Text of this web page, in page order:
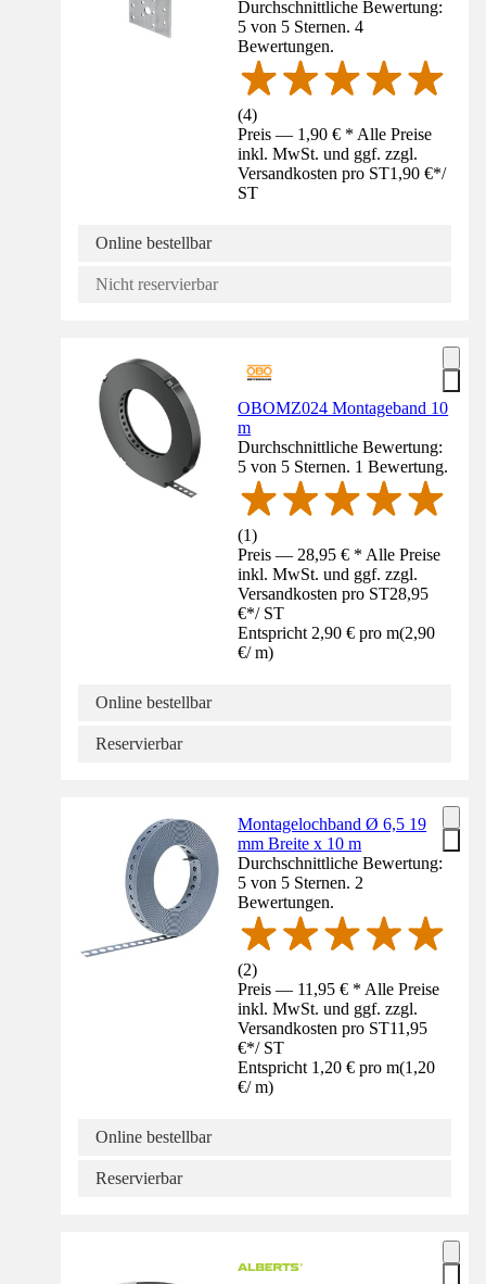
Durchschnittliche Bewertung:
5 von 5 Sternen. 4
Bewertungen.
(4)
Preis — 1,90 € * Alle Preise
inkl. MwSt. und ggf. zzgl.
Versandkosten pro ST1,90 €*/
ST
Online bestellbar
Nicht reservierbar
OBOMZ024 Montageband 10
m
Durchschnittliche Bewertung:
5 von 5 Sternen. 1 Bewertung.
(1)
Preis — 28,95 € * Alle Preise
inkl. MwSt. und ggf. zzgl.
Versandkosten pro ST28,95
€*/ ST
Entspricht 2,90 € pro m(2,90
€/ m)
Online bestellbar
Reservierbar
Montagelochband Ø 6,5 19
mm Breite x 10 m
Durchschnittliche Bewertung:
5 von 5 Sternen. 2
Bewertungen.
(2)
Preis — 11,95 € * Alle Preise
inkl. MwSt. und ggf. zzgl.
Versandkosten pro ST11,95
€*/ ST
Entspricht 1,20 € pro m(1,20
€/ m)
Online bestellbar
Reservierbar